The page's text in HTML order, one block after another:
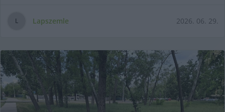
L Lapszemle 2026. 06. 29.